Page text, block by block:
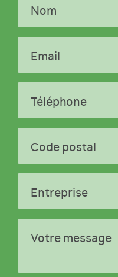
Nom
Email
Téléphone
Code postal
Entreprise
Votre message